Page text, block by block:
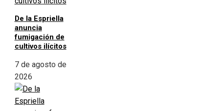
De la Espriella
anuncia
fumigación de
cultivos ilícitos
7 de agosto de
2026